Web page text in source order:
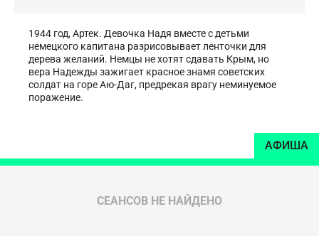
1944 год, Артек. Девочка Надя вместе с детьми
немецкого капитана разрисовывает ленточки для
дерева желаний. Немцы не хотят сдавать Крым, но
вера Надежды зажигает красное знамя советских
солдат на горе Аю-Даг, предрекая врагу неминуемое
поражение.
АФИША
СЕАНСОВ НЕ НАЙДЕНО